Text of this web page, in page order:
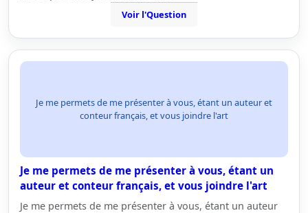
Voir l'Question
Je me permets de me présenter à vous, étant un auteur et
conteur français, et vous joindre l'art
Je me permets de me présenter à vous, étant un
auteur et conteur français, et vous joindre l'art
Je me permets de me présenter à vous, étant un auteur